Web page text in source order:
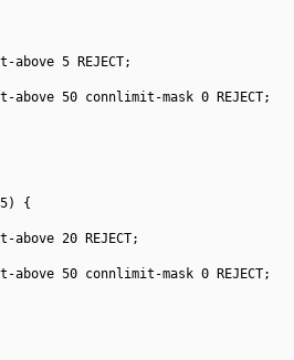
5 REJECT;
50 connlimit-mask 0 REJECT;
{
20 REJECT;
50 connlimit-mask 0 REJECT;